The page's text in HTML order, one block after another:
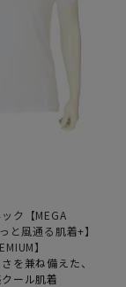
ク【MEGA
と風通る肌着+】
】
を兼ね備えた、
ール肌着